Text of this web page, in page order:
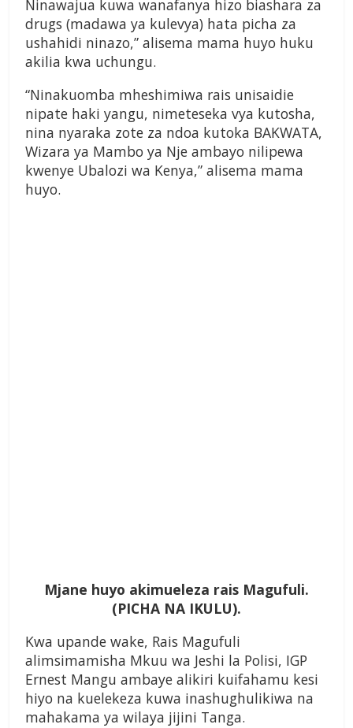
Ninawajua kuwa wanafanya hizo biashara za
drugs (madawa ya kulevya) hata picha za
ushahidi ninazo,” alisema mama huyo huku
akilia kwa uchungu.
“Ninakuomba mheshimiwa rais unisaidie
nipate haki yangu, nimeteseka vya kutosha,
nina nyaraka zote za ndoa kutoka BAKWATA,
Wizara ya Mambo ya Nje ambayo nilipewa
kwenye Ubalozi wa Kenya,” alisema mama
huyo.
Mjane huyo akimueleza rais Magufuli.
(PICHA NA IKULU).
Kwa upande wake, Rais Magufuli
alimsimamisha Mkuu wa Jeshi la Polisi, IGP
Ernest Mangu ambaye alikiri kuifahamu kesi
hiyo na kuelekeza kuwa inashughulikiwa na
mahakama ya wilaya jijini Tanga.